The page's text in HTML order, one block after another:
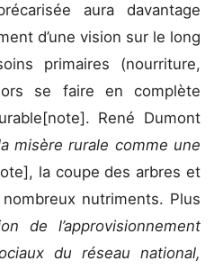
aura davantage
d’une vision sur le long
primaires (nourriture,
se faire en complète
René Dumont
misère rurale comme une
la coupe des arbres et
nutriments. Plus
de l’approvisionnement
du réseau national,